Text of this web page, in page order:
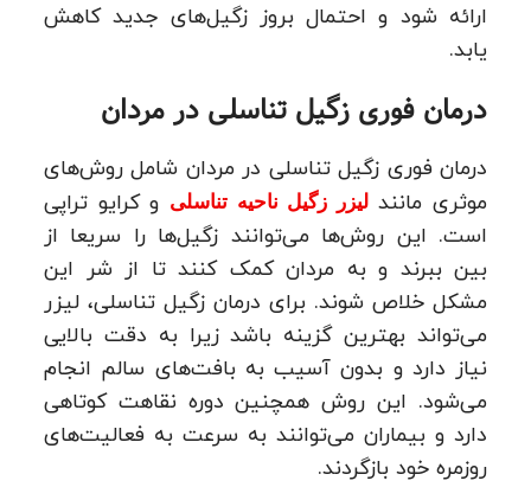
ارائه شود و احتمال بروز زگیل‌های جدید کاهش
یابد.
درمان فوری زگیل تناسلی در مردان
درمان فوری زگیل تناسلی در مردان شامل روش‌های
موثری مانندلیزر زگیل ناحیه تناسلی و کرایو تراپی
است. این روش‌ها می‌توانند زگیل‌ها را سریعا از
بین ببرند و به مردان کمک کنند تا از شر این
مشکل خلاص شوند. برای درمان زگیل تناسلی، لیزر
می‌تواند بهترین گزینه باشد زیرا به دقت بالایی
نیاز دارد و بدون آسیب به بافت‌های سالم انجام
می‌شود. این روش همچنین دوره نقاهت کوتاهی
دارد و بیماران می‌توانند به سرعت به فعالیت‌های
روزمره خود بازگردند.